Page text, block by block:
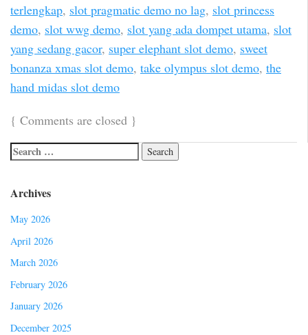
terlengkap, slot pragmatic demo no lag, slot princess
demo, slot wwg demo, slot yang ada dompet utama, slot
yang sedang gacor, super elephant slot demo, sweet
bonanza xmas slot demo, take olympus slot demo, the
hand midas slot demo
{ Comments are closed }
Archives
May 2026
April 2026
March 2026
February 2026
January 2026
December 2025